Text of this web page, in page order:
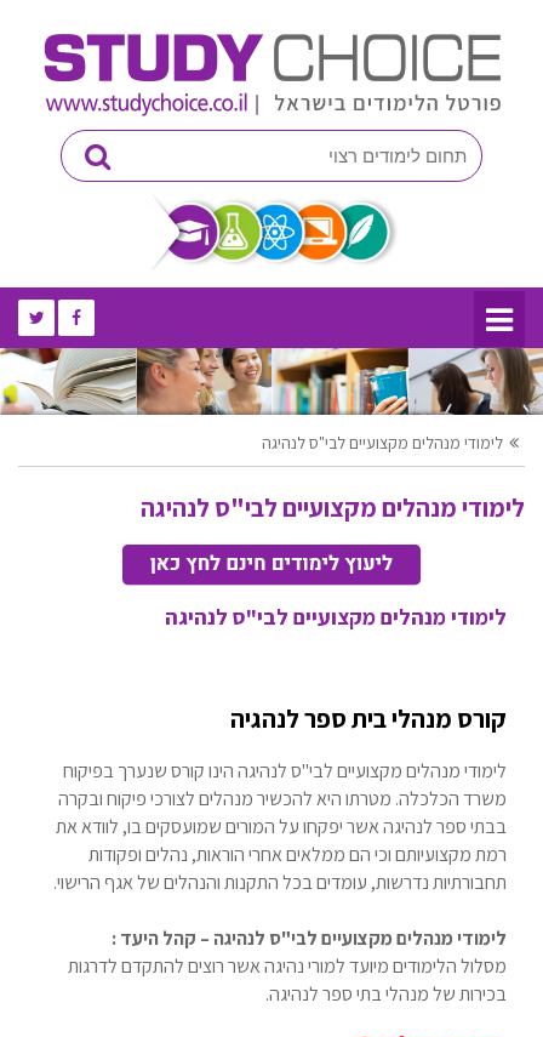
לימודי מנהלים מקצועיים לבי"ס לנהיגה
לימודי מנהלים מקצועיים לבי"ס לנהיגה
לימודי מנהלים מקצועיים לבי"ס לנהיגה
קורס מנהלי בית ספר לנהגיה
לימודי מנהלים מקצועיים לבי"ס לנהיגה הינו קורס שנערך בפיקוח
משרד הכלכלה. מטרתו היא להכשיר מנהלים לצורכי פיקוח ובקרה
בבתי ספר לנהיגה אשר יפקחו על המורים שמועסקים בו, לוודא את
רמת מקצועיותם וכי הם ממלאים אחרי הוראות, נהלים ופקודות
תחבורתיות נדרשות, עומדים בכל התקנות והנהלים של אגף הרישוי.
לימודי מנהלים מקצועיים לבי"ס לנהיגה – קהל היעד :
מסלול הלימודים מיועד למורי נהיגה אשר רוצים להתקדם לדרגות
בכירות של מנהלי בתי ספר לנהיגה.